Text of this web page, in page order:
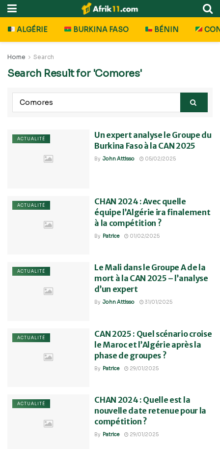
ALGÉRIE BURKINA FASO BÉNIN
Home Search
Search Result for 'Comores'
ACTUALITÉ
Un expert analyse le Groupe du
Burkina Faso à la CAN 2025
By John Attisso 05/02/2025
ACTUALITÉ
CHAN 2024 : Avec quelle
équipe l’Algérie ira finalement
à la compétition ?
By Patrice 01/02/2025
ACTUALITÉ
Le Mali dans le Groupe A de la
mort à la CAN 2025 – l’analyse
d’un expert
By John Attisso 31/01/2025
ACTUALITÉ
CAN 2025 : Quel scénario croise
le Maroc et l’Algérie après la
phase de groupes ?
By Patrice 29/01/2025
ACTUALITÉ
CHAN 2024 : Quelle est la
nouvelle date retenue pour la
compétition ?
By Patrice 29/01/2025